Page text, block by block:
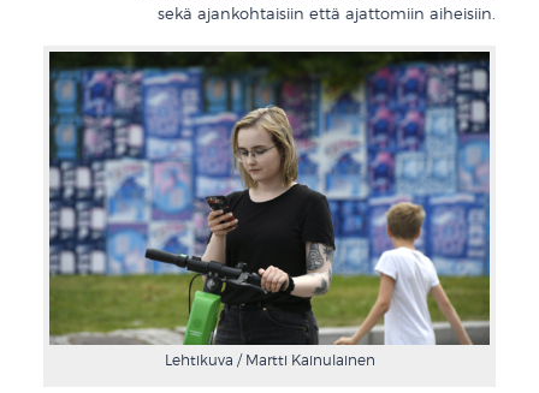
sekä ajankohtaisiin että ajattomiin aiheisiin.
Lehtikuva / Martti Kainulainen